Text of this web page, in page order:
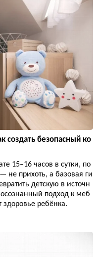
создать безопасный ко
15–16 часов в сутки, по
не прихоть, а базовая ги
детскую в источн
подход к меб
ребёнка.